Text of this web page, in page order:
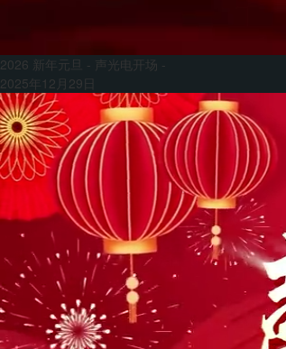
2026 新年元旦 - 声光电开场 -
2025年12月29日